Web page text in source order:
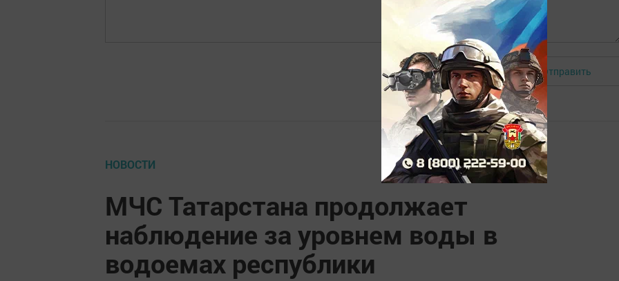
Авторизоваться Отправить
НОВОСТИ
МЧС Татарстана продолжает
наблюдение за уровнем воды в
водоемах республики